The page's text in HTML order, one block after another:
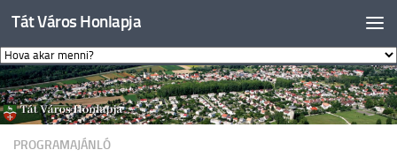
Skip to content
Tát Város Honlapja
PROGRAMAJÁNLÓ